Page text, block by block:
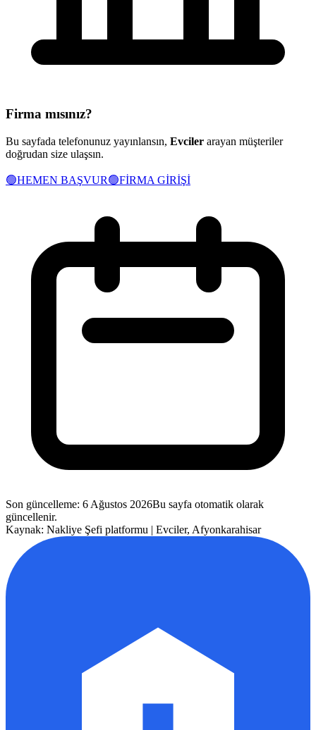
Firma mısınız?
Bu sayfada telefonunuz yayınlansın, Evciler arayan müşteriler
doğrudan size ulaşsın.
🟢HEMEN BAŞVUR🟢FİRMA GİRİŞİ
Son güncelleme: 6 Ağustos 2026Bu sayfa otomatik olarak
güncellenir.
Kaynak: Nakliye Şefi platformu | Evciler, Afyonkarahisar